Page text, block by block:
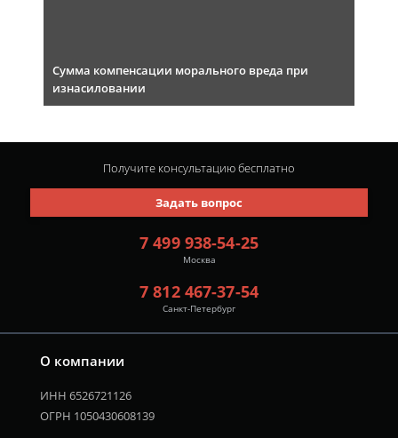
Сумма компенсации морального вреда при
изнасиловании
О компании
ИНН 6526721126
ОГРН 1050430608139
7 499 938-54-25
Москва
7 812 467-37-54
Санкт-Петербург
Задать вопрос
Получите консультациюбесплатно